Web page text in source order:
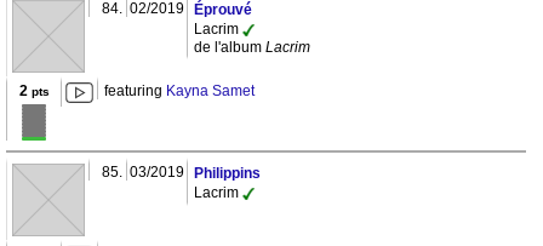
84. 02/2019
Éprouvé
Lacrim
de l'album Lacrim
2 pts featuring Kayna Samet
85. 03/2019
Philippins
Lacrim